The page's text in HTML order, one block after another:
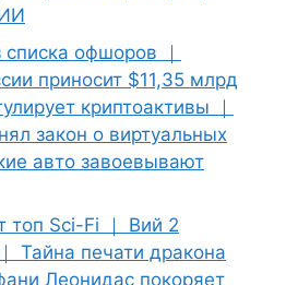
офшоров ｜
приносит $11,35 млрд
криптоактивы ｜
закон о виртуальных
авто завоевывают
топ Sci-Fi ｜ Вий 2
Тайна печати дракона
Леонидас покоряет